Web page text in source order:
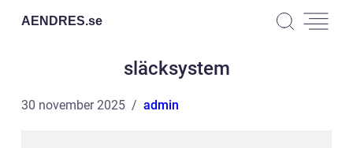
AENDRES.se
släcksystem
30 november 2025 admin